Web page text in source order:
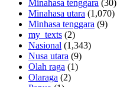
Minahasa tenggara (30)
Minahasa utara (1,070)
Minhasa tenggara (9)
my_texts (2)
Nasional (1,343)
Nusa utara (9)
Olah raga (1)
Olaraga (2)